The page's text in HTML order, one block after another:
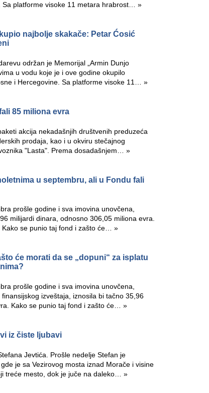
platforme visoke 11 metara hrabrost… »
najbolje skakače: Petar Ćosić
održan je Memorijal „Armin Dunjo
u vodu koje je i ove godine okupilo
i Hercegovine. Sa platforme visoke 11… »
85 miliona evra
akcija nekadašnjih društvenih preduzeća
prodaja, kao i u okviru stečajnog
"Lasta". Prema dosadašnjem… »
u septembru, ali u Fondu fali
prošle godine i sva imovina unovčena,
milijardi dinara, odnosno 306,05 miliona evra.
se punio taj fond i zašto će… »
će morati da se „dopuni“ za isplatu
prošle godine i sva imovina unovčena,
izveštaja, iznosila bi tačno 35,96
Kako se punio taj fond i zašto će… »
iz čiste ljubavi
Jevtića. Prošle nedelje Stefan je
je sa Vezirovog mosta iznad Morače i visine
treće mesto, dok je juče na daleko… »